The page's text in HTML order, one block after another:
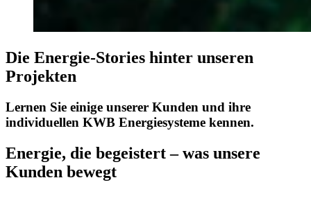
Die Energie-Stories hinter unseren
Projekten
Lernen Sie einige unserer Kunden und ihre
individuellen KWB Energiesysteme kennen.
Energie, die begeistert – was unsere
Kunden bewegt